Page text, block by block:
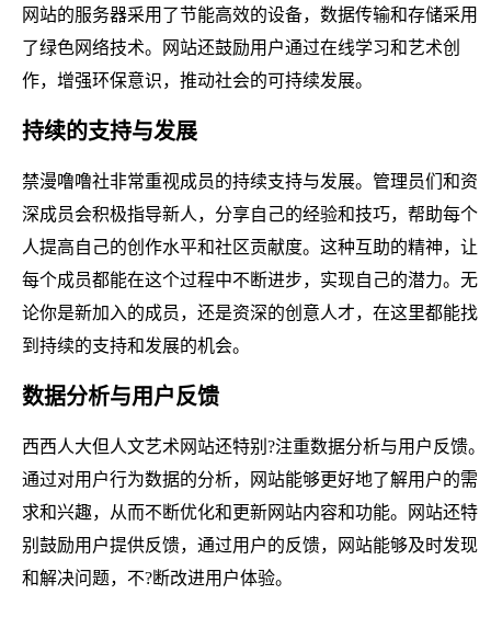
网站的服务器采用了节能高效的设备，数据传输和存储采用
了绿色网络技术。网站还鼓励用户通过在线学习和艺术创
作，增强环保意识，推动社会的可持续发展。
持续的支持与发展
禁漫噜噜社非常重视成员的持续支持与发展。管理员们和资
深成员会积极指导新人，分享自己的经验和技巧，帮助每个
人提高自己的创作水平和社区贡献度。这种互助的精神，让
每个成员都能在这个过程中不断进步，实现自己的潜力。无
论你是新加入的成员，还是资深的创意人才，在这里都能找
到持续的支持和发展的机会。
数据分析与用户反馈
西西人大但人文艺术网站还特别?注重数据分析与用户反馈。
通过对用户行为数据的分析，网站能够更好地了解用户的需
求和兴趣，从而不断优化和更新网站内容和功能。网站还特
别鼓励用户提供反馈，通过用户的反馈，网站能够及时发现
和解决问题，不?断改进用户体验。